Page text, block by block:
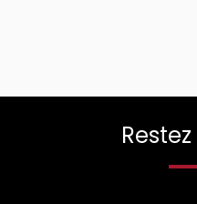
Restez